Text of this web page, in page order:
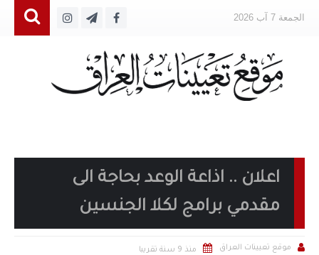
الجمعة 7 آب 2026
اعلان .. اذاعة الوعد بحاجة الى
مقدمي برامج لكلا الجنسين
 موقع تعيينات العراق  منذ 9 سنة تقريبا